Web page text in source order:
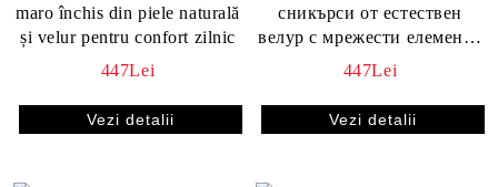
maro închis din piele naturală
și velur pentru confort zilnic
447Lei
Vezi detalii
сникърси от естествен
велур с мрежести елементи
и змийски акцент в бежово
447Lei
Vezi detalii